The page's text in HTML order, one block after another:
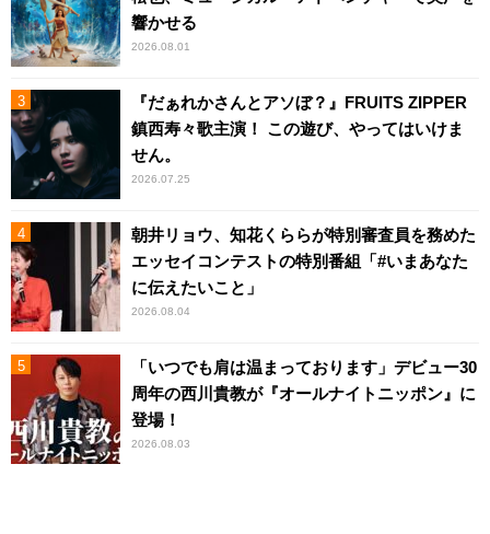
響かせる
2026.08.01
『だぁれかさんとアソぼ？』FRUITS ZIPPER
鎮西寿々歌主演！ この遊び、やってはいけま
せん。
2026.07.25
朝井リョウ、知花くららが特別審査員を務めた
エッセイコンテストの特別番組「#いまあなた
に伝えたいこと」
2026.08.04
「いつでも肩は温まっております」デビュー30
周年の西川貴教が『オールナイトニッポン』に
登場！
2026.08.03